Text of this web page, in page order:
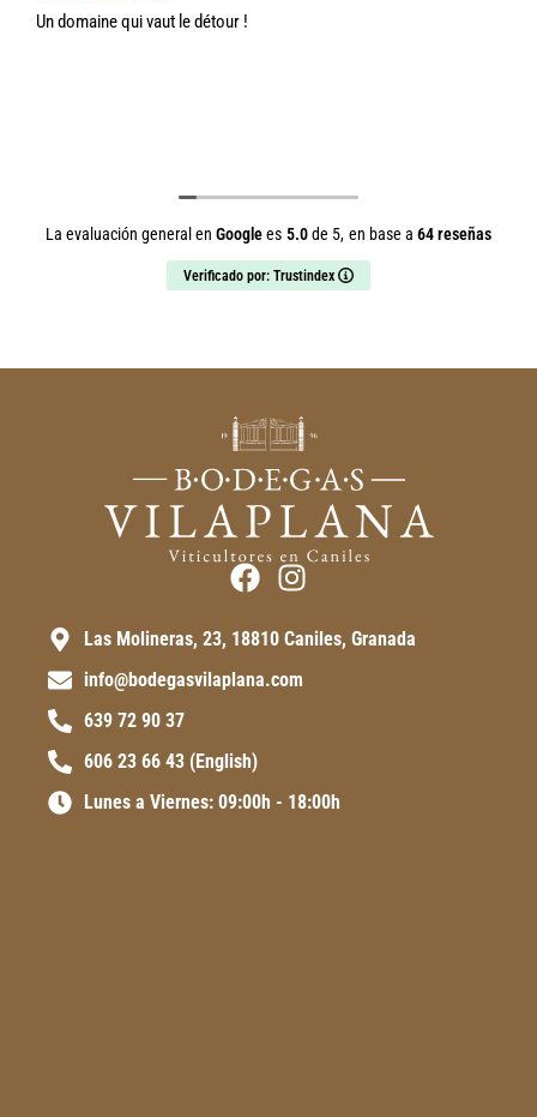
Un domaine qui vaut le détour !
La evaluación general en Googlees 5.0de 5, en base a 64 reseñas
Verificado por: Trustindex
Las Molineras, 23, 18810 Caniles, Granada
info@bodegasvilaplana.com
639 72 90 37
606 23 66 43 (English)
Lunes a Viernes: 09:00h - 18:00h